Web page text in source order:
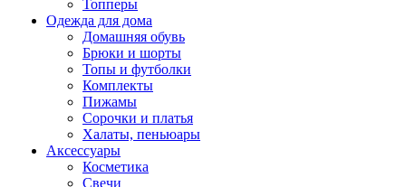
Топперы
Одежда для дома
Домашняя обувь
Брюки и шорты
Топы и футболки
Комплекты
Пижамы
Сорочки и платья
Халаты, пеньюары
Аксессуары
Косметика
Свечи